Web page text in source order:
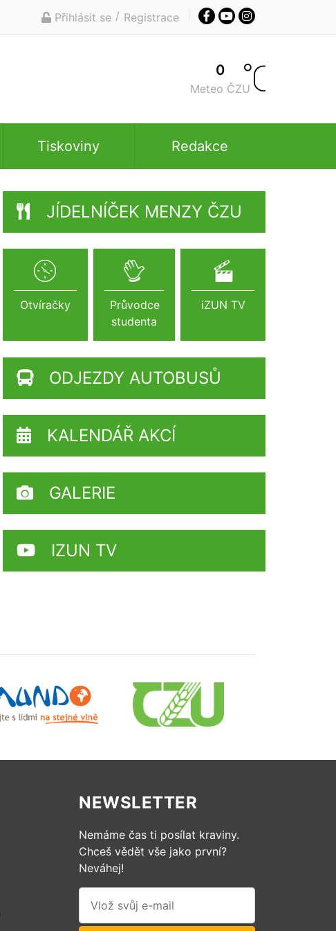
Přihlásit se / Registrace
0
Meteo ČZU
Tiskoviny Redakce
JÍDELNÍČEK MENZY ČZU
Otvíračky
Průvodce
studenta
iZUN TV
ODJEZDY AUTOBUSŮ
KALENDÁŘ AKCÍ
GALERIE
IZUN TV
NEWSLETTER
Nemáme čas ti posílat kraviny.
Chceš vědět vše jako první?
Neváhej!